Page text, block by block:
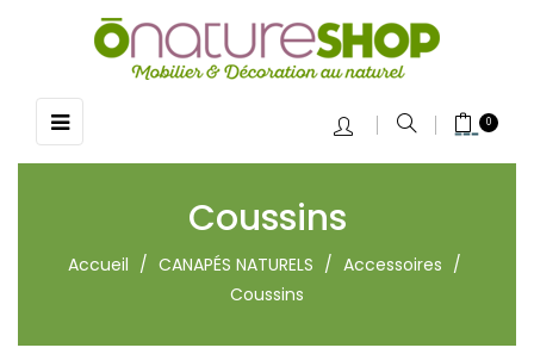
Basculer
la
navigation
☰ 0
Coussins
Accueil CANAPÉS NATURELS
Accessoires
Coussins